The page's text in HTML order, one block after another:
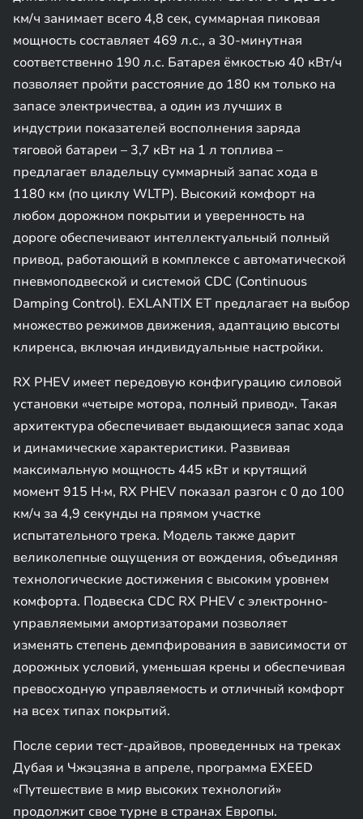
км/ч занимает всего 4,8 сек, суммарная пиковая
мощность составляет 469 л.с., а 30-минутная
соответственно 190 л.с. Батарея ёмкостью 40 кВт/ч
позволяет пройти расстояние до 180 км только на
запасе электричества, а один из лучших в
индустрии показателей восполнения заряда
тяговой батареи – 3,7 кВт на 1 л топлива –
предлагает владельцу суммарный запас хода в
1180 км (по циклу WLTP). Высокий комфорт на
любом дорожном покрытии и уверенность на
дороге обеспечивают интеллектуальный полный
привод, работающий в комплексе с автоматической
пневмоподвеской и системой CDC (Continuous
Damping Control). EXLANTIX ET предлагает на выбор
множество режимов движения, адаптацию высоты
клиренса, включая индивидуальные настройки.
RX PHEV имеет передовую конфигурацию силовой
установки «четыре мотора, полный привод». Такая
архитектура обеспечивает выдающиеся запас хода
и динамические характеристики. Развивая
максимальную мощность 445 кВт и крутящий
момент 915 Н·м, RX PHEV показал разгон с 0 до 100
км/ч за 4,9 секунды на прямом участке
испытательного трека. Модель также дарит
великолепные ощущения от вождения, объединяя
технологические достижения с высоким уровнем
комфорта. Подвеска CDC RX PHEV с электронно-
управляемыми амортизаторами позволяет
изменять степень демпфирования в зависимости от
дорожных условий, уменьшая крены и обеспечивая
превосходную управляемость и отличный комфорт
на всех типах покрытий.
После серии тест-драйвов, проведенных на треках
Дубая и Чжэцзяна в апреле, программа EXEED
«Путешествие в мир высоких технологий»
продолжит свое турне в странах Европы.